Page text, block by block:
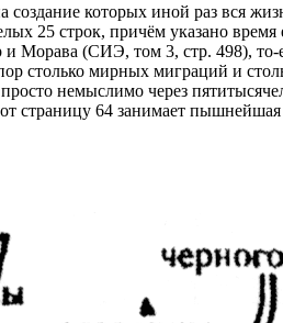
которых иной раз вся
25 строк, причём указано
Морава (СИЭ, том 3, стр. 498),
столько мирных миграций и
немыслимо через
страницу 64 занимает